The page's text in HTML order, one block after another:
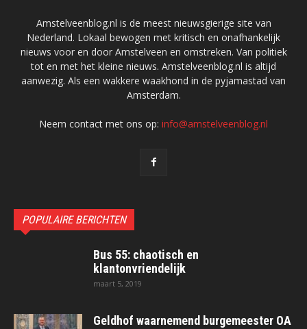
Amstelveenblog.nl is de meest nieuwsgierige site van
Nederland. Lokaal bewogen met kritisch en onafhankelijk
nieuws voor en door Amstelveen en omstreken. Van politiek
tot en met het kleine nieuws. Amstelveenblog.nl is altijd
aanwezig. Als een wakkere waakhond in de pyjamastad van
Amsterdam.
Neem contact met ons op: info@amstelveenblog.nl
POPULAIRE BERICHTEN
Bus 55: chaotisch en
klantonvriendelijk
maart 5, 2019
Geldhof waarnemend burgemeester OA